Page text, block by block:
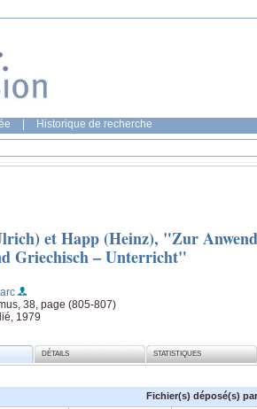
Historique de recherche
et Happ (Heinz), "Zur
Griechisch – Unterricht"
38, page (805-807)
1979
DÉTAILS STATISTIQUES
Fichier(s) déposé(s)